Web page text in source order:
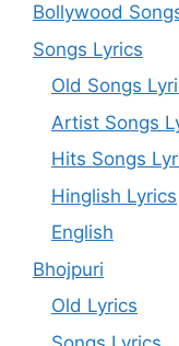
Bollywood
Songs Lyrics
Old Songs
Artist Songs
Hits Songs
Hinglish Lyrics
English
Bhojpuri
Old Lyrics